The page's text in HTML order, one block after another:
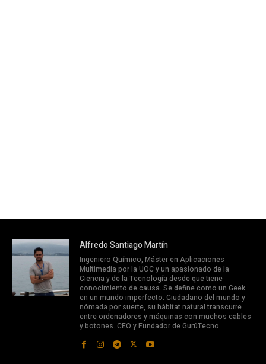
Alfredo Santiago Martín
Ingeniero Químico, Máster en Aplicaciones
Multimedia por la UOC y un apasionado de la
Ciencia y de la Tecnología desde que tiene
conocimiento de causa. Se define como un Geek
en un mundo imperfecto. Ciudadano del mundo y
nómada por suerte, su hábitat natural transcurre
entre ordenadores y máquinas con muchos cables
y botones. CEO y Fundador de GurúTecno.